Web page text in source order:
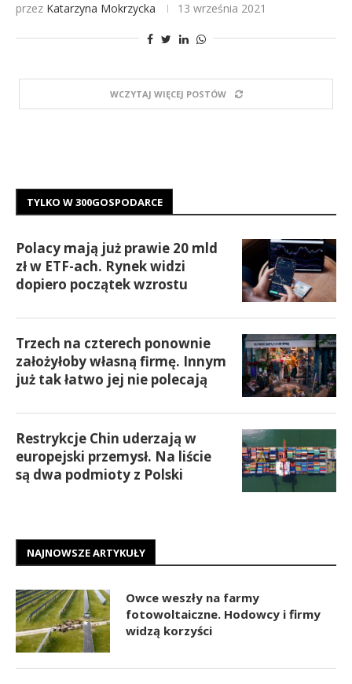
przez Katarzyna Mokrzycka 13 września 2021
WCZYTAJ WIĘCEJ POSTÓW
TYLKO W 300GOSPODARCE
Polacy mają już prawie 20 mld
zł w ETF-ach. Rynek widzi
dopiero początek wzrostu
Trzech na czterech ponownie
założyłoby własną firmę. Innym
już tak łatwo jej nie polecają
Restrykcje Chin uderzają w
europejski przemysł. Na liście
są dwa podmioty z Polski
NAJNOWSZE ARTYKUŁY
Owce weszły na farmy
fotowoltaiczne. Hodowcy i firmy
widzą korzyści